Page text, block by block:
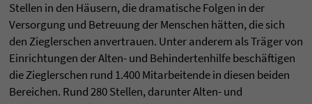
Stellen in den Häusern, die dramatische Folgen in der
Versorgung und Betreuung der Menschen hätten, die sich
den Zieglerschen anvertrauen. Unter anderem als Träger von
Einrichtungen der Alten- und Behindertenhilfe beschäftigen
die Zieglerschen rund 1.400 Mitarbeitende in diesen beiden
Bereichen. Rund 280 Stellen, darunter Alten- und